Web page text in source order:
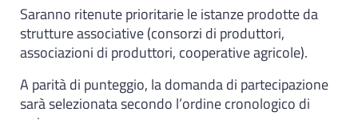
Saranno ritenute prioritarie le istanze prodotte da
strutture associative (consorzi di produttori,
associazioni di produttori, cooperative agricole).
A parità di punteggio, la domanda di partecipazione
sarà selezionata secondo l’ordine cronologico di